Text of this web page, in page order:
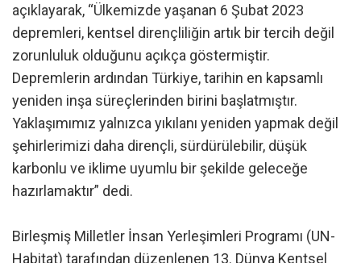
açıklayarak, “Ülkemizde yaşanan 6 Şubat 2023
depremleri, kentsel dirençliliğin artık bir tercih değil
zorunluluk olduğunu açıkça göstermiştir.
Depremlerin ardından Türkiye, tarihin en kapsamlı
yeniden inşa süreçlerinden birini başlatmıştır.
Yaklaşımımız yalnızca yıkılanı yeniden yapmak değil
şehirlerimizi daha dirençli, sürdürülebilir, düşük
karbonlu ve iklime uyumlu bir şekilde geleceğe
hazırlamaktır” dedi.
Birleşmiş Milletler İnsan Yerleşimleri Programı (UN-
Habitat) tarafından düzenlenen 13. Dünya Kentsel